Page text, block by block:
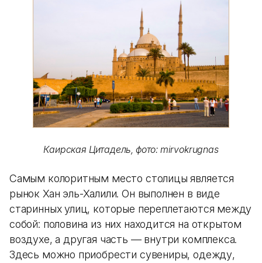
Каирская Цитадель, фото: mirvokrugnas
Самым колоритным место столицы является
рынок Хан эль-Халили. Он выполнен в виде
старинных улиц, которые переплетаются между
собой: половина из них находится на открытом
воздухе, а другая часть — внутри комплекса.
Здесь можно приобрести сувениры, одежду,